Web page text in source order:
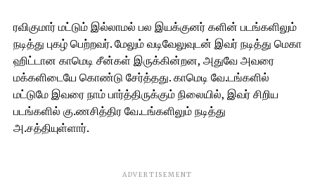
ரவிகுமார் மட்டும் இல்லாமல் பல இயக்குனர் களின் படங்களிலும்
நடித்து புகழ் பெற்றவர். மேலும் வடிவேலுவுடன் இவர் நடித்து மெகா
ஹிட்டான காமெடி சீன்கள் இருக்கின்றன, அதுவே அவரை
மக்களிடையே கொண்டு சேர்த்தது. காமெடி வே.டங்களில்
மட்டுமே இவரை நாம் பார்த்திருக்கும் நிலையில், இவர் சிறிய
படங்களில் கு.ணசித்திர வே.டங்களிலும் நடித்து
அ.சத்தியுள்ளார்.
ADVERTISEMENT